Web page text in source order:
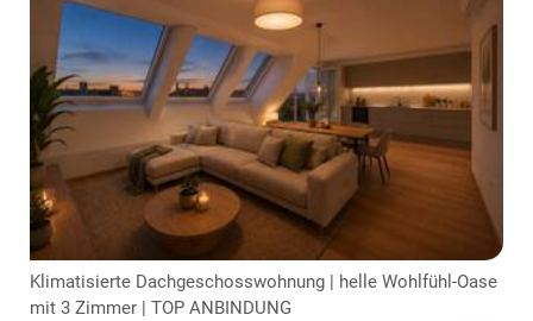
Klimatisierte Dachgeschosswohnung | helle Wohlfühl-Oase
mit 3 Zimmer | TOP ANBINDUNG